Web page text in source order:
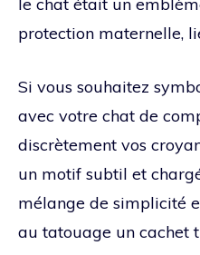
protection maternelle,
Si vous souhaitez
avec votre chat de
discrètement vos
un motif subtil et
mélange de simplicité
au tatouage un cachet